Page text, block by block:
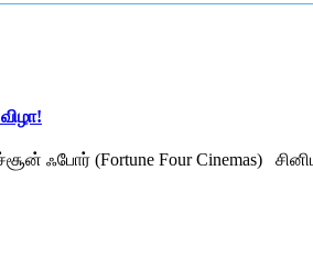
ஃபோர் (Fortune Four Cinemas)